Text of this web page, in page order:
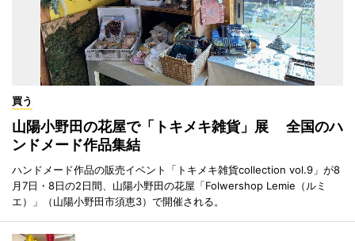
買う
山陽小野田の花屋で「トキメキ雑貨」展 全国のハ
ンドメード作品集結
ハンドメード作品の販売イベント「トキメキ雑貨collection vol.9」が8
月7日・8日の2日間、山陽小野田の花屋「Folwershop Lemie（ルミ
エ）」（山陽小野田市須恵3）で開催される。